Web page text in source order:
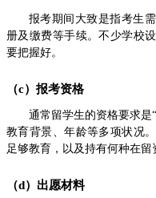
报考期间大致是指考生
册及缴费等手续。不少学校
要把握好。
（c）报考资格
通常留学生的资格要求是
教育背景、年龄等多项状况
足够教育，以及持有何种在留
（d）出愿材料